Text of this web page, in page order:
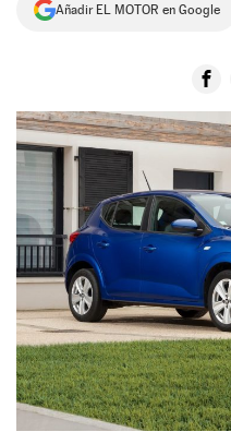
Añadir EL MOTOR en Google